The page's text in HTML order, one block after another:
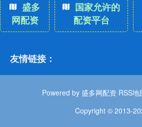
盛多
网配资
国家允许的
配资平台
友情链接：
Powered by 盛多网配资 RSS地
Copyright © 2013-